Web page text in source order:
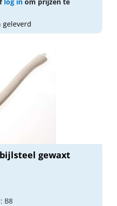
geleverd
gewaxt
B8